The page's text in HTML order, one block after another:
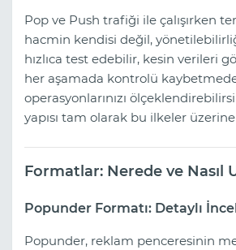
Pop ve Push trafiği ile çalışırken
hacmin kendisi değil,
hızlıca test edebilir, kesin verileri
her aşamada kontrolü
operasyonlarınızı
yapısı tam olarak bu ilkeler
Formatlar: Nerede ve Nasıl
Popunder Formatı: Detaylı
Popunder, reklam penceresinin